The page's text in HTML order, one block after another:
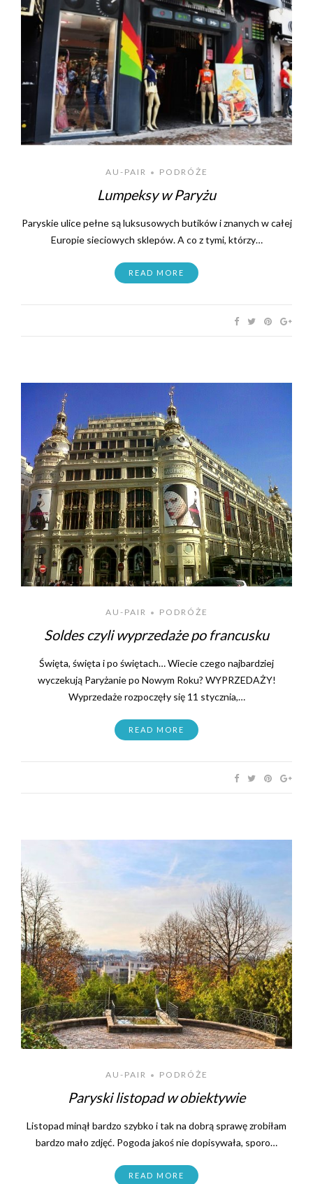
AU-PAIR • PODRÓŻE
Lumpeksy w Paryżu
Paryskie ulice pełne są luksusowych butików i znanych w całej
Europie sieciowych sklepów. A co z tymi, którzy…
READ MORE
AU-PAIR • PODRÓŻE
Soldes czyli wyprzedaże po francusku
Święta, święta i po świętach… Wiecie czego najbardziej
wyczekują Paryżanie po Nowym Roku? WYPRZEDAŻY!
Wyprzedaże rozpoczęły się 11 stycznia,…
READ MORE
AU-PAIR • PODRÓŻE
Paryski listopad w obiektywie
Listopad minął bardzo szybko i tak na dobrą sprawę zrobiłam
bardzo mało zdjęć. Pogoda jakoś nie dopisywała, sporo…
READ MORE